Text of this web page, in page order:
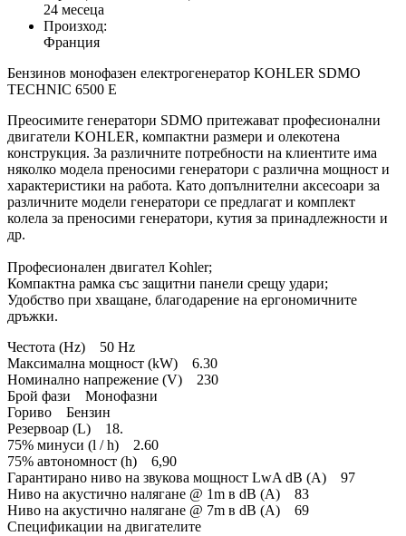
24 месеца
Произход:
Франция
Бензинов монофазен електрогенератор KOHLER SDMO
TECHNIC 6500 Е
Преосимите генератори SDMO притежават професионални
двигатели KOHLER, компактни размери и олекотена
конструкция. За различните потребности на клиентите има
няколко модела преносими генератори с различна мощност и
характеристики на работа. Като допълнителни аксесоари за
различните модели генератори се предлагат и комплект
колела за преносими генератори, кутия за принадлежности и
др.
Професионален двигател Kohler;
Компактна рамка със защитни панели срещу удари;
Удобство при хващане, благодарение на ергономичните
дръжки.
Честота (Hz) 50 Hz
Максимална мощност (kW) 6.30
Номинално напрежение (V) 230
Брой фази Монофазни
Гориво Бензин
Резервоар (L) 18.
75% минуси (l / h) 2.60
75% автономност (h) 6,90
Гарантирано ниво на звукова мощност LwA dB (A) 97
Ниво на акустично налягане @ 1m в dB (A) 83
Ниво на акустично налягане @ 7m в dB (A) 69
Спецификации на двигателите